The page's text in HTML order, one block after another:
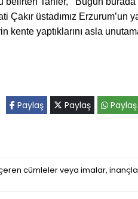
üstadımız Erzurum’un
yaptıklarını asla
Paylaş Paylaş Paylaş
cümleler veya imalar,